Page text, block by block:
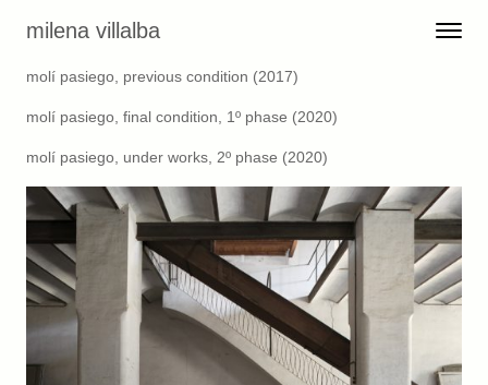
milena villalba Toggle
Menu
molí pasiego, previous condition (2017)
molí pasiego, final condition, 1º phase (2020)
molí pasiego, under works, 2º phase (2020)